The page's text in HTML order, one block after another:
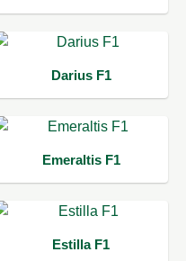
Darius F1
Emeraltis F1
Estilla F1